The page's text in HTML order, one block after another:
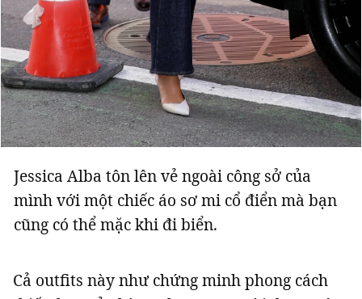
Jessica Alba tôn lên vẻ ngoài công sở của
mình với một chiếc áo sơ mi cổ điển mà bạn
cũng có thể mặc khi đi biển.
Cả outfits này như chứng minh phong cách